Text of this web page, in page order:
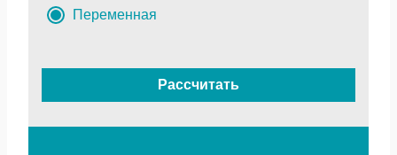
Переменная
Рассчитать